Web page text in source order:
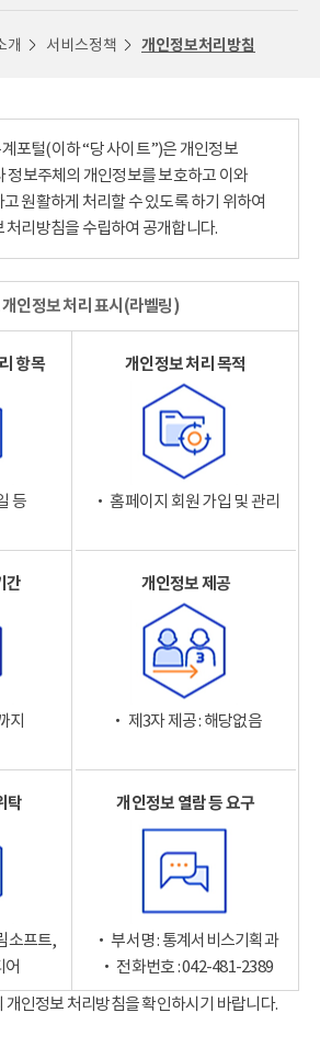
개 서비스정책 개인정보처리방침
포털(이하 “당 사이트”)은 개인정보
정보주체의 개인정보를 보호하고 이와
원활하게 처리할 수 있도록 하기 위하여
처리방침을 수립하여 공개합니다.
인정보 처리 표시(라벨링)
항목
등
개인정보 처리 목적
‧ 홈페이지 회원 가입 및 관리
간
지
개인정보 제공
‧ 제3자 제공 : 해당없음
탁
소프트,
어
개인정보 열람 등 요구
‧ 부서명 : 통계서비스기획과
‧ 전화번호 : 042-481-2389
인정보 처리방침을 확인하시기 바랍니다.